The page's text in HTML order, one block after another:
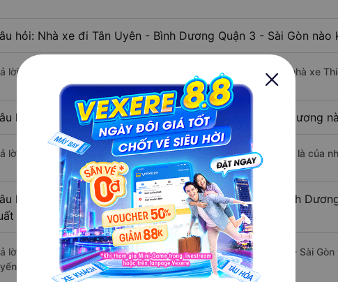
hỏi: Nhà xe đi Tân Uyên - Bình Dương Quận 3 - Sài Gòn nào
lời: Chuyến xe có giờ xuất phát sớm nhất vào lúc 2:30 là của nhà xe
hỏi: Nhà xe đi Quận 3 - Sài Gòn từ Tân Uyên - Bình Dương
lời: Chuyến xe có giờ xuất phát trễ (muộn) nhất là vào lúc 6:30 là của
hỏi: Review xe đi Quận 3 - Sài Gòn từ Tân Uyên - Bình
sắc, cao cấp nhất?
lời: Tạm thời chưa đủ review để đánh giá có nhà xe đi Quận 3 - Sài
đường này có chất lượng xuất sắc.